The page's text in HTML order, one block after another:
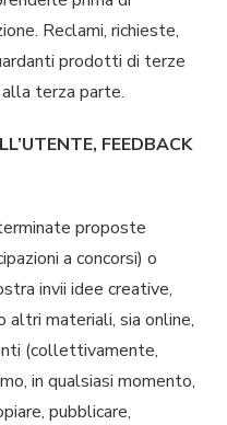
Reclami, richieste,
prodotti di terze
terza parte.
FEEDBACK
proposte
a concorsi) o
invii idee creative,
altri materiali, sia online,
(collettivamente,
in qualsiasi momento,
pubblicare,